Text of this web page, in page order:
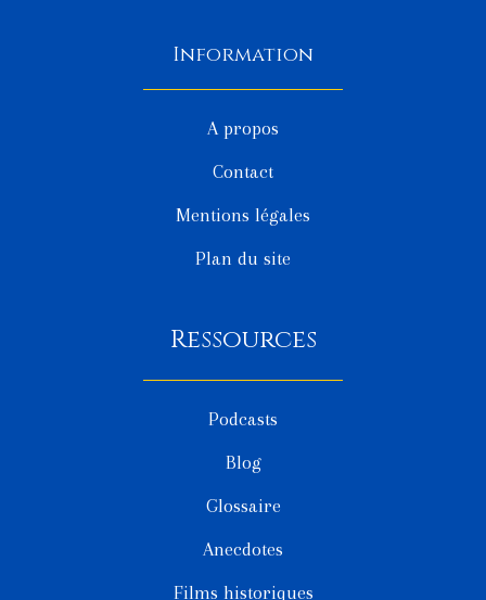
Ressources
Podcasts
Blog
Glossaire
Anecdotes
Films historiques
Information
A propos
Contact
Mentions légales
Plan du site